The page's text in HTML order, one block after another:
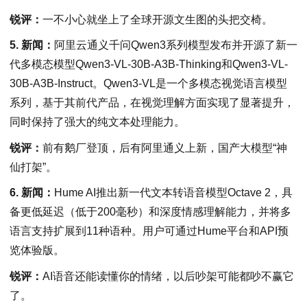
锐评： 一不小心就坐上了全球开源文生图的头把交椅。
5. 新闻： 阿里云通义千问Qwen3系列模型发布并开源了新一
代多模态模型Qwen3-VL-30B-A3B-Thinking和Qwen3-VL-
30B-A3B-Instruct。Qwen3-VL是一个多模态视觉语言模型
系列，基于其前代产品，在视觉理解方面实现了显著提升，
同时保持了强大的纯文本处理能力。
锐评： 前有鹅厂登顶，后有阿里通义上新，国产大模型“神
仙打架”。
6. 新闻： Hume AI推出新一代文本转语音模型Octave 2，具
备更低延迟（低于200毫秒）和深度情感理解能力，并将多
语言支持扩展到11种语种。用户可通过Hume平台和API预
览体验版。
锐评： AI语音还能读懂你的情绪，以后吵架可能都吵不赢它
了。